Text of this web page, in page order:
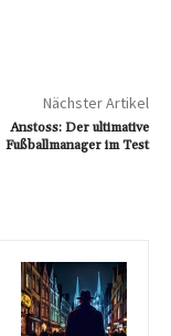
Nächster Artikel
Anstoss: Der ultimative
Fußballmanager im Test